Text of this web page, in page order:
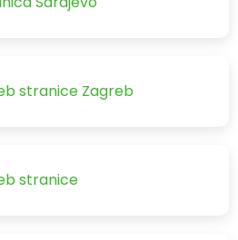
stranice Zagreb
stranice